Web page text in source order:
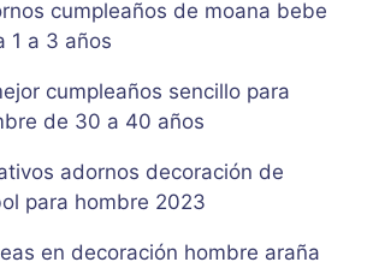
cumpleaños de moana bebe
1 a 3 años
cumpleaños sencillo para
de 30 a 40 años
adornos decoración de
para hombre 2023
en decoración hombre araña